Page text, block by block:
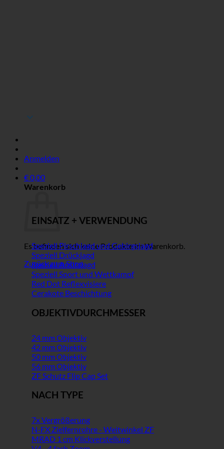
Anmelden
€0,00
Warenkorb
Es befinden sich keine Produkte im Warenkorb.
Zurück zum Shop
EINSATZ + VERWENDUNG
Speziell Pirschjagd und Gebirgsjagd
Speziell Drückjagd
Speziell Ansitzjagd
Speziell Sport und Wettkampf
Red Dot Reflexvisiere
Cerakote Beschichtung
OBJEKTIVDURCHMESSER
24 mm Objektiv
42 mm Objektiv
50 mm Objektiv
56 mm Objektiv
ZF Schutz Flip Cap Set
NACH TYPE
7x Vergrößerung
N-FX Zielfernrohre - Weitwinkel ZF
MRAD 1 cm Klickverstellung